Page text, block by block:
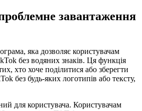
завантаження
яка дозволяє користувачам
без водяних знаків. Ця функція
хто хоче поділитися або зберегти
без будь-яких логотипів або тексту,
для користувача. Користувачам